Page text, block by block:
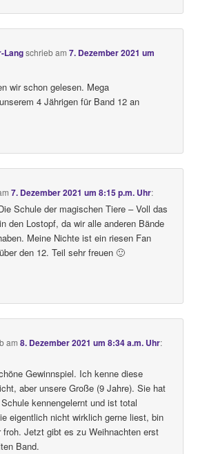
Langschriebam7. Dezember 2021 um
wir schon gelesen. Mega
4 Jährigen für Band 12 an
7. Dezember 2021 um 8:15 p.m. Uhr:
Schule der magischen Tiere – Voll das
den Lostopf, da wir alle anderen Bände
Meine Nichte ist ein riesen Fan
den 12. Teil sehr freuen 🙂
am8. Dezember 2021 um 8:34 a.m. Uhr:
Gewinnspiel. Ich kenne diese
aber unsere Große (9 Jahre). Sie hat
kennengelernt und ist total
eigentlich nicht wirklich gerne liest, bin
froh. Jetzt gibt es zu Weihnachten erst
Band.